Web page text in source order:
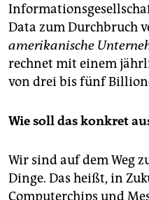
Data zum Durchbruch
amerikanische
rechnet mit einem
von drei bis fünf
Wie soll das konkret
Wir sind auf dem Weg
Dinge. Das heißt, in
Computerchips und